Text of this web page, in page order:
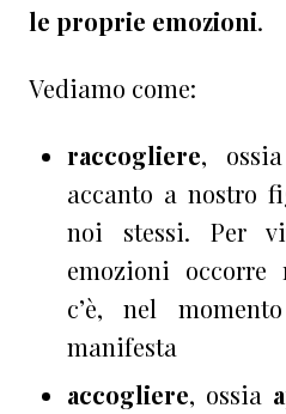
le proprie emozioni.
Vediamo come:
raccogliere, ossia
accanto a nostro
noi stessi. Per
emozioni occorre
c’è, nel
manifesta
accogliere, ossia